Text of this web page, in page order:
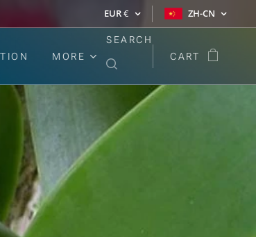
EUR€ ZH-CN
MORE
SEARCH
CART